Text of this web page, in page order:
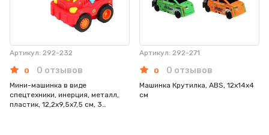
Артикул: 292-232
0 0 отзывов
Мини-машинка в виде
спецтехники, инерция, металл,
пластик, 12,2х9,5х7,5 см, 3
Артикул: 292-271
0 0 отзывов
Машинка Крутилка, ABS, 12x14x4
см